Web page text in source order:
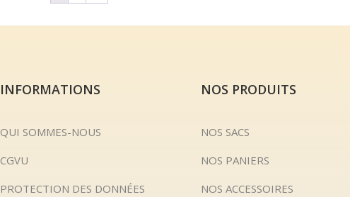
INFORMATIONS
QUI SOMMES-NOUS
CGVU
PROTECTION DES DONNÉES
NOS PRODUITS
NOS SACS
NOS PANIERS
NOS ACCESSOIRES